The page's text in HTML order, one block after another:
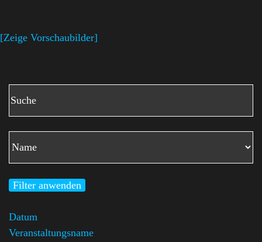
[Zeige Vorschaubilder]
Filter anwenden
Datum
Veranstaltungsname